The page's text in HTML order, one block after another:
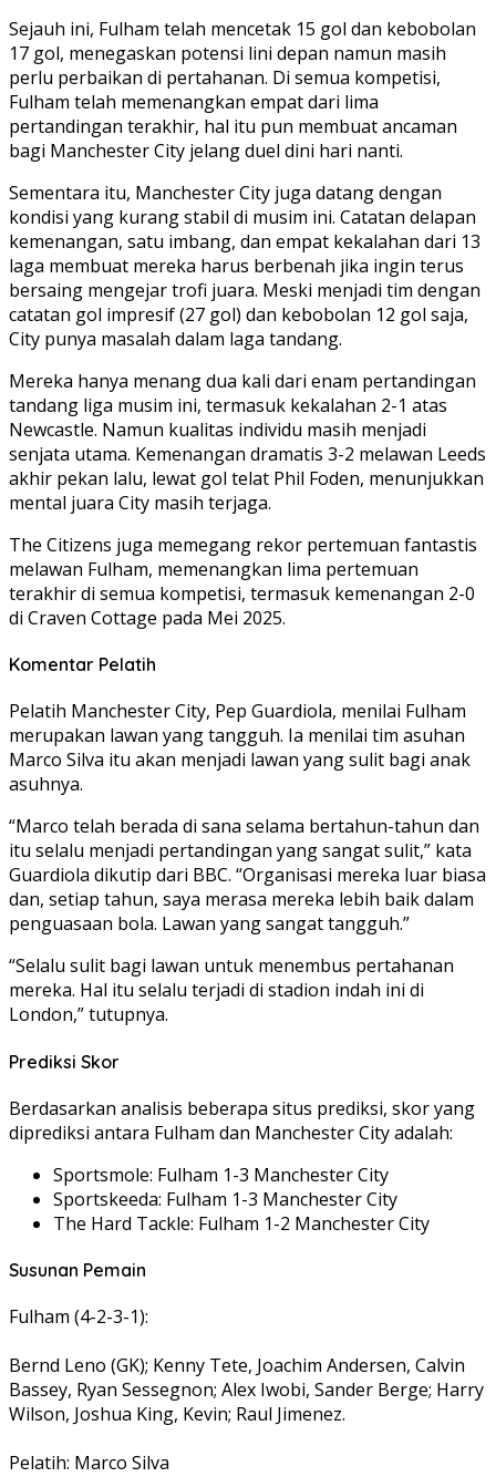
Sejauh ini, Fulham telah mencetak 15 gol dan kebobolan
17 gol, menegaskan potensi lini depan namun masih
perlu perbaikan di pertahanan. Di semua kompetisi,
Fulham telah memenangkan empat dari lima
pertandingan terakhir, hal itu pun membuat ancaman
bagi Manchester City jelang duel dini hari nanti.
Sementara itu, Manchester City juga datang dengan
kondisi yang kurang stabil di musim ini. Catatan delapan
kemenangan, satu imbang, dan empat kekalahan dari 13
laga membuat mereka harus berbenah jika ingin terus
bersaing mengejar trofi juara. Meski menjadi tim dengan
catatan gol impresif (27 gol) dan kebobolan 12 gol saja,
City punya masalah dalam laga tandang.
Mereka hanya menang dua kali dari enam pertandingan
tandang liga musim ini, termasuk kekalahan 2-1 atas
Newcastle. Namun kualitas individu masih menjadi
senjata utama. Kemenangan dramatis 3-2 melawan Leeds
akhir pekan lalu, lewat gol telat Phil Foden, menunjukkan
mental juara City masih terjaga.
The Citizens juga memegang rekor pertemuan fantastis
melawan Fulham, memenangkan lima pertemuan
terakhir di semua kompetisi, termasuk kemenangan 2-0
di Craven Cottage pada Mei 2025.
Komentar Pelatih
Pelatih Manchester City, Pep Guardiola, menilai Fulham
merupakan lawan yang tangguh. Ia menilai tim asuhan
Marco Silva itu akan menjadi lawan yang sulit bagi anak
asuhnya.
“Marco telah berada di sana selama bertahun-tahun dan
itu selalu menjadi pertandingan yang sangat sulit,” kata
Guardiola dikutip dari BBC. “Organisasi mereka luar biasa
dan, setiap tahun, saya merasa mereka lebih baik dalam
penguasaan bola. Lawan yang sangat tangguh.”
“Selalu sulit bagi lawan untuk menembus pertahanan
mereka. Hal itu selalu terjadi di stadion indah ini di
London,” tutupnya.
Prediksi Skor
Berdasarkan analisis beberapa situs prediksi, skor yang
diprediksi antara Fulham dan Manchester City adalah:
Sportsmole: Fulham 1-3 Manchester City
Sportskeeda: Fulham 1-3 Manchester City
The Hard Tackle: Fulham 1-2 Manchester City
Susunan Pemain
Fulham (4-2-3-1):
Bernd Leno (GK); Kenny Tete, Joachim Andersen, Calvin
Bassey, Ryan Sessegnon; Alex Iwobi, Sander Berge; Harry
Wilson, Joshua King, Kevin; Raul Jimenez.
Pelatih: Marco Silva